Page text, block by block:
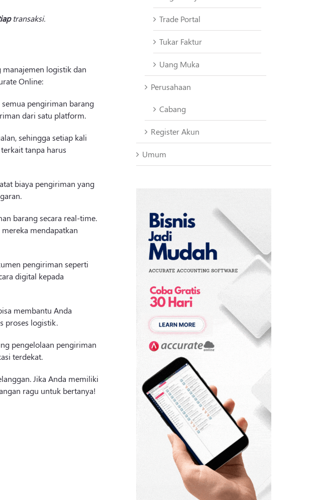
transaksi.
logistik dan
Online:
pengiriman barang
dari satu platform.
sehingga setiap kali
tanpa harus
biaya pengiriman yang
barang secara real-time.
mendapatkan
pengiriman seperti
digital kepada
membantu Anda
proses logistik.
pengelolaan pengiriman
terdekat.
Jika Anda memiliki
ragu untuk bertanya!
Trade Portal
Tukar Faktur
Uang Muka
Perusahaan
Cabang
Register Akun
Umum